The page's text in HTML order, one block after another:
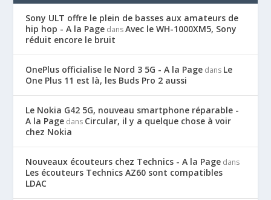
Sony ULT offre le plein de basses aux amateurs de
hip hop - A la Page dansAvec le WH-1000XM5, Sony
réduit encore le bruit
OnePlus officialise le Nord 3 5G - A la Page dans Le
One Plus 11 est là, les Buds Pro 2 aussi
Le Nokia G42 5G, nouveau smartphone réparable -
A la Page dans Circular, il y a quelque chose à voir
chez Nokia
Nouveaux écouteurs chez Technics - A la Page dans
Les écouteurs Technics AZ60 sont compatibles
LDAC